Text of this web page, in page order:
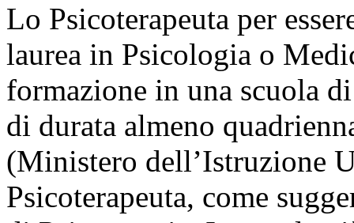
Lo Psicoterapeuta per
laurea in Psicologia o
formazione in una scuola
di durata almeno
(Ministero dell’Istruzione
Psicoterapeuta, come